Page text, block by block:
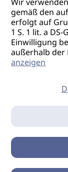
Wir
gemäß den
erfolgt auf
1 S. 1 lit. a DS-
Einwilligung
außerhalb der
anzeigen